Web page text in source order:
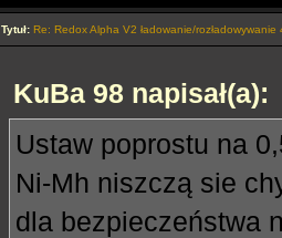
Tytuł: Re: Redox Alpha V2 ładowanie/rozładowywanie
KuBa 98 napisał(a):
Ustaw poprostu na
Ni-Mh niszczą sie
dla bezpieczeństwa